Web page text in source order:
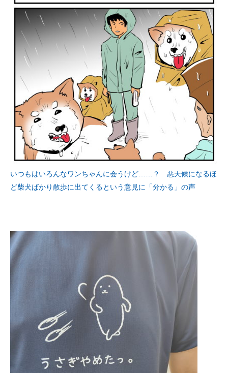
いつもはいろんなワンちゃんに会うけど……？ 悪天候になるほ
ど柴犬ばかり散歩に出てくるという意見に「分かる」の声